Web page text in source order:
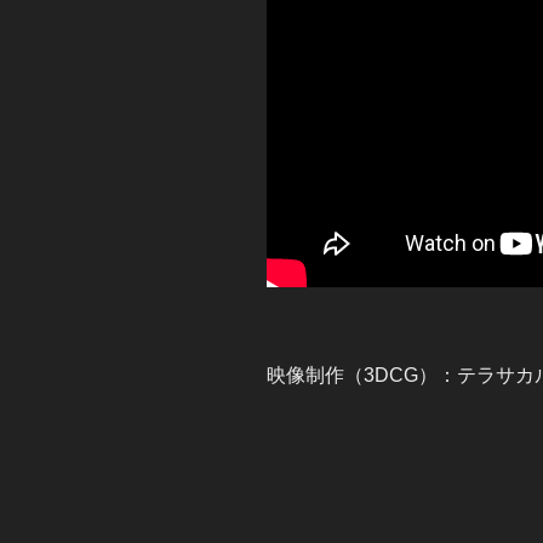
映像制作（3DCG）：テラサカ